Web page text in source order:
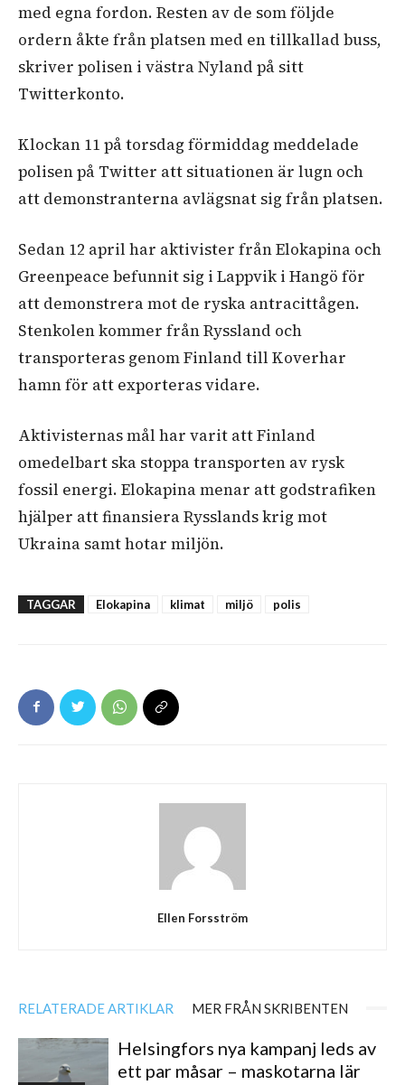
med egna fordon. Resten av de som följde
ordern åkte från platsen med en tillkallad buss,
skriver polisen i västra Nyland på sitt
Twitterkonto.
Klockan 11 på torsdag förmiddag meddelade
polisen på Twitter att situationen är lugn och
att demonstranterna avlägsnat sig från platsen.
Sedan 12 april har aktivister från Elokapina och
Greenpeace befunnit sig i Lappvik i Hangö för
att demonstrera mot de ryska antracittågen.
Stenkolen kommer från Ryssland och
transporteras genom Finland till Koverhar
hamn för att exporteras vidare.
Aktivisternas mål har varit att Finland
omedelbart ska stoppa transporten av rysk
fossil energi. Elokapina menar att godstrafiken
hjälper att finansiera Rysslands krig mot
Ukraina samt hotar miljön.
TAGGAR Elokapina klimat miljö polis
Ellen Forsström
RELATERADE ARTIKLAR MER FRÅN SKRIBENTEN
Helsingfors nya kampanj leds av
ett par måsar – maskotarna lär